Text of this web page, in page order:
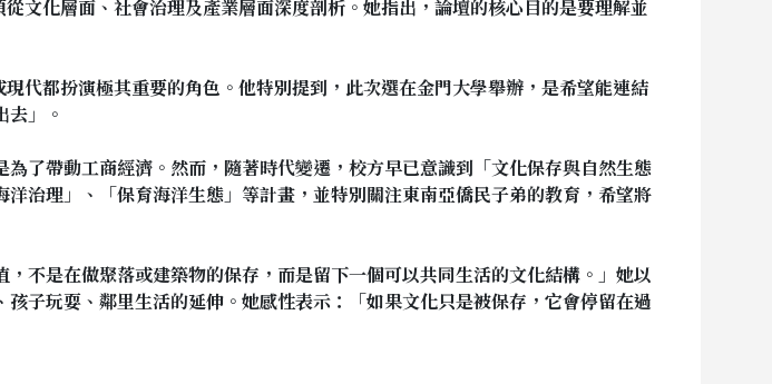
文化層面、社會治理及產業層面深度剖析。她指出，論壇的核心目的是要理解並
代都扮演極其重要的角色。他特別提到，此次選在金門大學舉辦，是希望能連結
」。
了帶動工商經濟。然而，隨著時代變遷，校方早已意識到「文化保存與自然生態
治理」、「保育海洋生態」等計畫，並特別關注東南亞僑民子弟的教育，希望將
不是在做聚落或建築物的保存，而是留下一個可以共同生活的文化結構。」她以
子玩耍、鄰里生活的延伸。她感性表示：「如果文化只是被保存，它會停留在過